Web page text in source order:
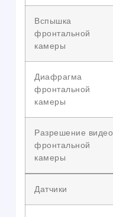
Вспышка
фронтальной
камеры
Диафрагма
фронтальной
камеры
Разрешение видео
фронтальной
камеры
Датчики